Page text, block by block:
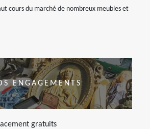
cours du marché de nombreux meubles et
ENGAGEMENTS
gratuits